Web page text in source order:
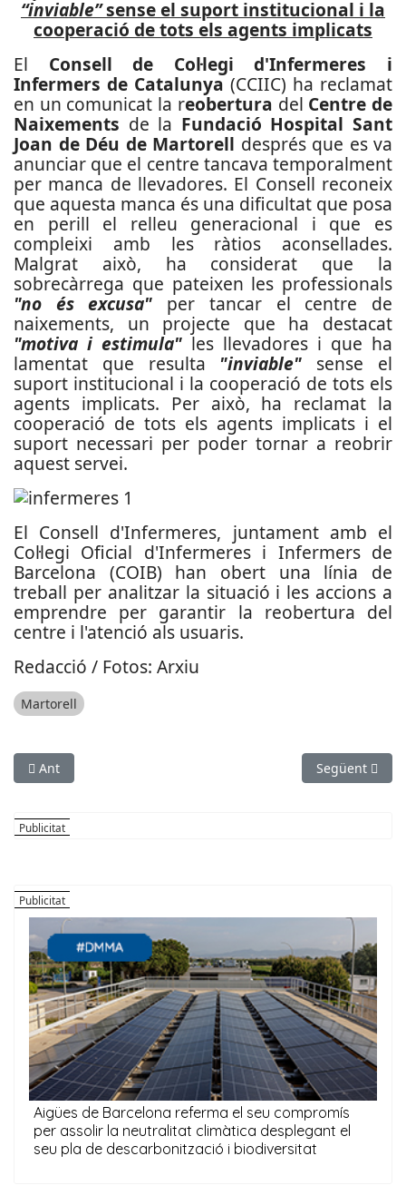
“inviable”sense el suport institucional i la
cooperació de tots els agents implicats
El Consell de Col·legi d'Infermeres i
Infermers de Catalunya (CCIIC) ha reclamat
en un comunicat la reobertura del Centre de
Naixements de la Fundació Hospital Sant
Joan de Déu de Martorell després que es va
anunciar que el centre tancava temporalment
per manca de llevadores. El Consell reconeix
que aquesta manca és una dificultat que posa
en perill el relleu generacional i que es
compleixi amb les ràtios aconsellades.
Malgrat això, ha considerat que la
sobrecàrrega que pateixen les professionals
"no és excusa" per tancar el centre de
naixements, un projecte que ha destacat
"motiva i estimula" les llevadores i que ha
lamentat que resulta "inviable" sense el
suport institucional i la cooperació de tots els
agents implicats. Per això, ha reclamat la
cooperació de tots els agents implicats i el
suport necessari per poder tornar a reobrir
aquest servei.
El Consell d'Infermeres, juntament amb el
Col·legi Oficial d'Infermeres i Infermers de
Barcelona (COIB) han obert una línia de
treball per analitzar la situació i les accions a
emprendre per garantir la reobertura del
centre i l'atenció als usuaris.
Redacció / Fotos: Arxiu
Martorell
Article anterior: Afectacions en el servei de Rodalies a l’R4
Ant Article
Següent